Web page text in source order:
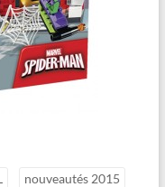
nouveautés 2015